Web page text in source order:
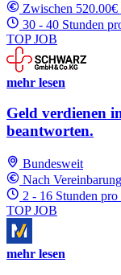
Zwischen
30 - 40 Stunden
TOP JOB
mehr lesen
Geld verdienen
beantworten.
Bundesweit
Nach Vereinbarung
2 - 16 Stunden pro
TOP JOB
mehr lesen